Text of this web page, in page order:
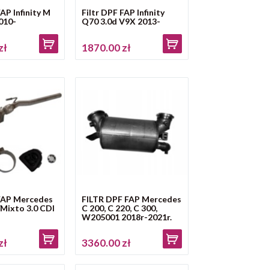
Infinity M
Filtr DPF FAP Infinity
Q70 3.0d V9X 2013-
1870.00 zł
Mercedes
3.0 CDI
FILTR DPF FAP Mercedes
C 200, C 220, C 300,
W205001 2018r-2021r.
3360.00 zł